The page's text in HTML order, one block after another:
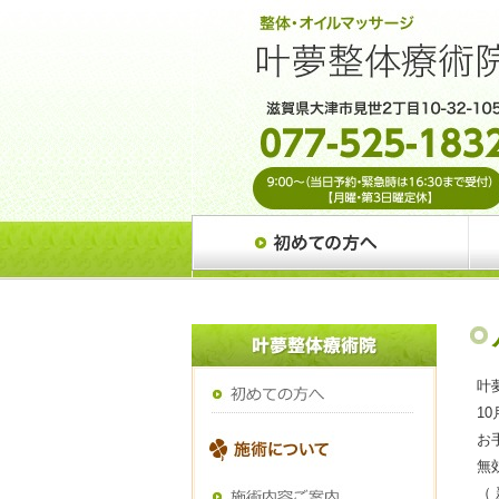
叶
10
お
無